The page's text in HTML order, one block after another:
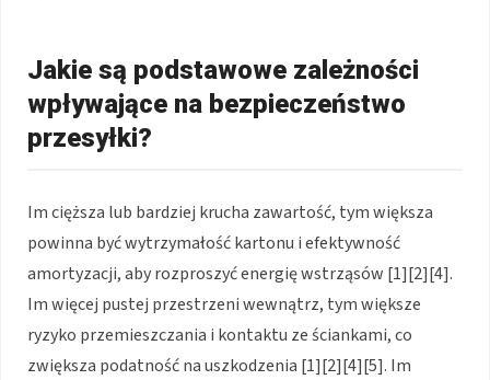
Jakie są podstawowe zależności
wpływające na bezpieczeństwo
przesyłki?
Im cięższa lub bardziej krucha zawartość, tym większa
powinna być wytrzymałość kartonu i efektywność
amortyzacji, aby rozproszyć energię wstrząsów [1][2][4].
Im więcej pustej przestrzeni wewnątrz, tym większe
ryzyko przemieszczania i kontaktu ze ściankami, co
zwiększa podatność na uszkodzenia [1][2][4][5]. Im